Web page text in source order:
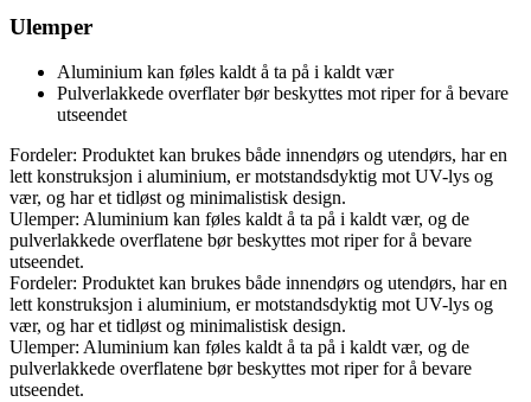
Ulemper
Aluminium kan føles kaldt å ta på i kaldt vær
Pulverlakkede overflater bør beskyttes mot riper for å bevare
utseendet
Fordeler: Produktet kan brukes både innendørs og utendørs, har en
lett konstruksjon i aluminium, er motstandsdyktig mot UV-lys og
vær, og har et tidløst og minimalistisk design.
Ulemper: Aluminium kan føles kaldt å ta på i kaldt vær, og de
pulverlakkede overflatene bør beskyttes mot riper for å bevare
utseendet.
Fordeler: Produktet kan brukes både innendørs og utendørs, har en
lett konstruksjon i aluminium, er motstandsdyktig mot UV-lys og
vær, og har et tidløst og minimalistisk design.
Ulemper: Aluminium kan føles kaldt å ta på i kaldt vær, og de
pulverlakkede overflatene bør beskyttes mot riper for å bevare
utseendet.